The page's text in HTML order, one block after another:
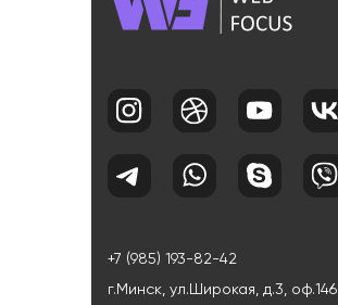
+7 (985) 193-82-42
г.Минск, ул.Широкая, д.3, оф.146